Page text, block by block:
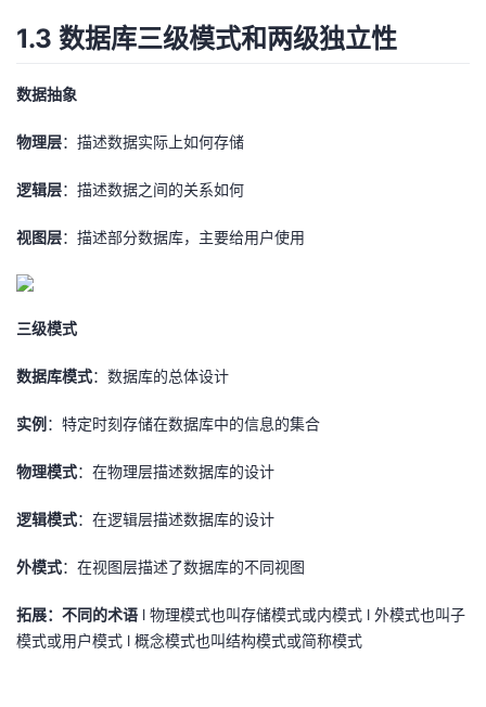
1.3 数据库三级模式和两级独立性
数据抽象
物理层：描述数据实际上如何存储
逻辑层：描述数据之间的关系如何
视图层：描述部分数据库，主要给用户使用
三级模式
数据库模式：数据库的总体设计
实例 ：特定时刻存储在数据库中的信息的集合
物理模式：在物理层描述数据库的设计
逻辑模式：在逻辑层描述数据库的设计
外模式：在视图层描述了数据库的不同视图
拓展：不同的术语 l 物理模式也叫存储模式或内模式 l 外模式也叫子
模式或用户模式 l 概念模式也叫结构模式或简称模式